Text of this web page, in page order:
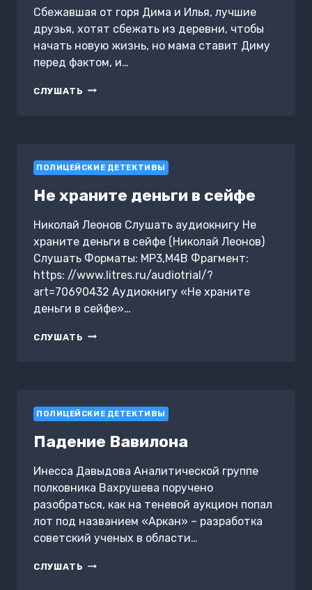
Сбежавшая от горя Дима и Илья, лучшие
друзья, хотят сбежать из деревни, чтобы
начать новую жизнь, но мама ставит Диму
перед фактом, и…
СЛУШАТЬ СБЕЖАТЬ,
ПОЛИЦЕЙСКИЕ ДЕТЕКТИВЫ
Не храните деньги в сейфе
Николай Леонов Слушать аудиокнигу Не
храните деньги в сейфе (Николай Леонов)
Слушать Форматы: MP3,M4B Фрагмент:
https: //www.litres.ru/audiotrial/?
art=70690432 Аудиокнигу «Не храните
деньги в сейфе»…
СЛУШАТЬ НЕ
ПОЛИЦЕЙСКИЕ ДЕТЕКТИВЫ
Падение Вавилона
Инесса Давыдова Аналитической группе
полковника Вахрушева поручено
разобраться, как на теневой аукцион попал
лот под названием «Аркан» – разработка
советский ученых в области…
СЛУШАТЬ ПАДЕНИЕ